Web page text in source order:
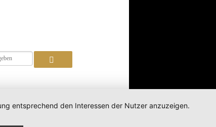
entsprechend den Interessen der Nutzer anzuzeigen.